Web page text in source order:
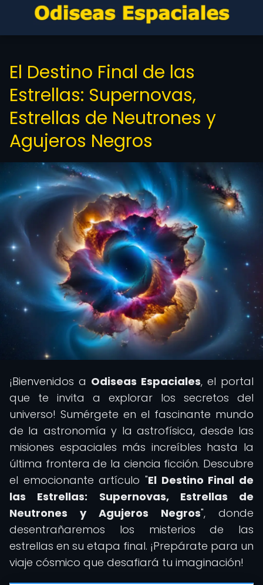
El Destino Final de las
Estrellas: Supernovas,
Estrellas de Neutrones y
Agujeros Negros
¡Bienvenidos a Odiseas Espaciales, el portal
que te invita a explorar los secretos del
universo! Sumérgete en el fascinante mundo
de la astronomía y la astrofísica, desde las
misiones espaciales más increíbles hasta la
última frontera de la ciencia ficción. Descubre
el emocionante artículo "El Destino Final de
las Estrellas: Supernovas, Estrellas de
Neutrones y Agujeros Negros", donde
desentrañaremos los misterios de las
estrellas en su etapa final. ¡Prepárate para un
viaje cósmico que desafiará tu imaginación!